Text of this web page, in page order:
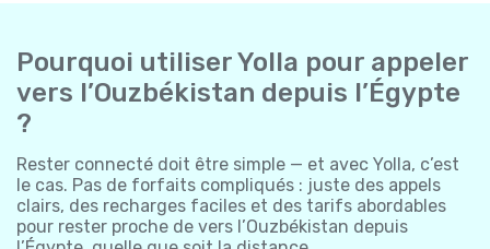
Pourquoi utiliser Yolla pour appeler
vers l’Ouzbékistan depuis l’Égypte
?
Rester connecté doit être simple — et avec Yolla, c’est
le cas. Pas de forfaits compliqués : juste des appels
clairs, des recharges faciles et des tarifs abordables
pour rester proche de vers l’Ouzbékistan depuis